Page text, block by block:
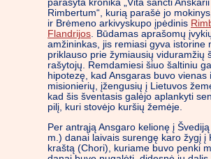
parašyta kronika „Vita sancti Anskarii
Rimbertum“, kurią parašė jo
ir Brėmeno arkivyskupo įpėdinis
Flandrijos . Būdamas aprašomų
amžininkas, jis remiasi gyva istorine
priklauso prie žymiausių viduramžių
rašytojų. Remdamiesi šiuo šaltiniu
hipotezę, kad Ansgaras buvo vienas
misionierių, įžengusių į Lietuvos
kad šis šventasis galėjo aplankyti
pilį, kuri stovėjo kuršių žemėje.
Per antrąją Ansgaro kelionę į
m.) danai laivais surengę karo žygį į
kraštą (Chori), kuriame buvo penki